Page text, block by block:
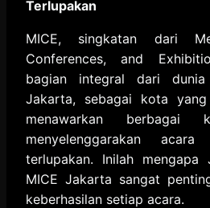
Terlupakan
MICE, singkatan dari
Conferences, and
bagian integral dari
Jakarta, sebagai kota
menawarkan berbagai
menyelenggarakan
terlupakan. Inilah mengapa
MICE Jakarta sangat
keberhasilan setiap acara.